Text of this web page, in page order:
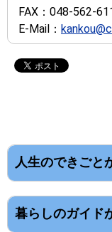
FAX： 048-562-
E-Mail：
人生のできごと
暮らしのガイド